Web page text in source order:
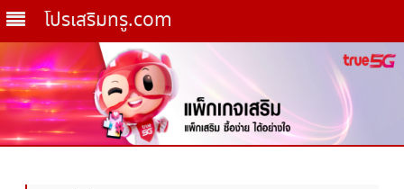
โปรเสริมทรู.com